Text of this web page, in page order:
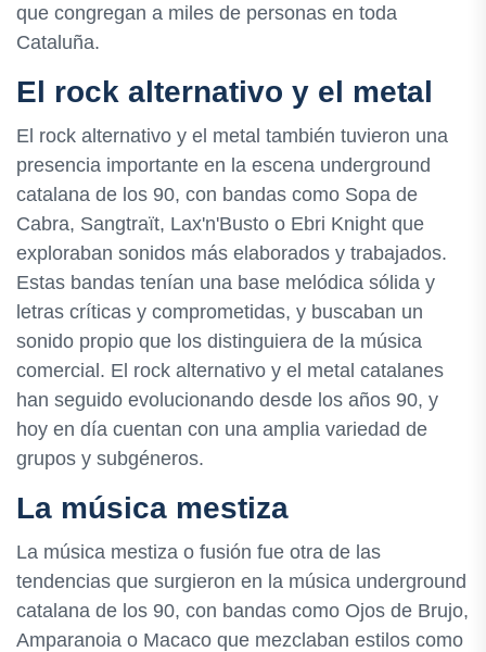
que congregan a miles de personas en toda
Cataluña.
El rock alternativo y el metal
El rock alternativo y el metal también tuvieron una
presencia importante en la escena underground
catalana de los 90, con bandas como Sopa de
Cabra, Sangtraït, Lax'n'Busto o Ebri Knight que
exploraban sonidos más elaborados y trabajados.
Estas bandas tenían una base melódica sólida y
letras críticas y comprometidas, y buscaban un
sonido propio que los distinguiera de la música
comercial. El rock alternativo y el metal catalanes
han seguido evolucionando desde los años 90, y
hoy en día cuentan con una amplia variedad de
grupos y subgéneros.
La música mestiza
La música mestiza o fusión fue otra de las
tendencias que surgieron en la música underground
catalana de los 90, con bandas como Ojos de Brujo,
Amparanoia o Macaco que mezclaban estilos como